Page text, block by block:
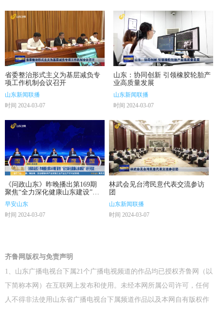
省委整治形式主义为基层减负专
项工作机制会议召开
山东新闻联播
时间 2024-03-07
山东：协同创新 引领橡胶轮胎产
业高质量发展
山东新闻联播
时间 2024-03-07
《问政山东》昨晚播出第169期
聚焦“全力深化健康山东建设”进
行问政
早安山东
时间 2024-03-07
林武会见台湾民意代表交流参访
团
山东新闻联播
时间 2024-03-07
齐鲁网版权与免责声明
1、山东广播电视台下属21个广播电视频道的作品均已授权齐鲁网（以
下简称本网）在互联网上发布和使用。未经本网所属公司许可，任何
人不得非法使用山东省广播电视台下属频道作品以及本网自有版权作